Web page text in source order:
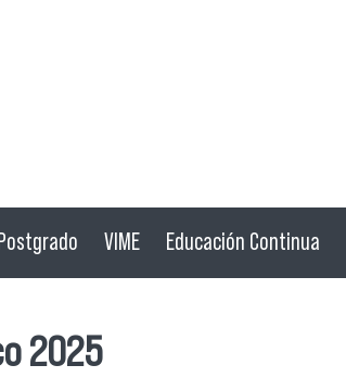
VIME Educación Continua
2025